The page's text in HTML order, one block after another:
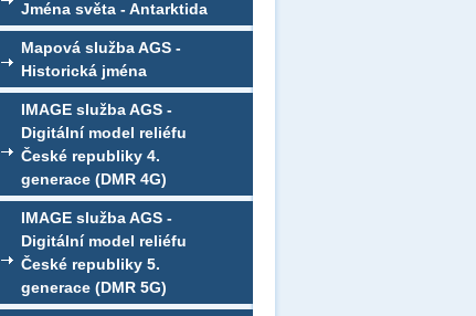
Jména světa - Antarktida
Mapová služba AGS -
Historická jména
IMAGE služba AGS -
Digitální model reliéfu
České republiky 4.
generace (DMR 4G)
IMAGE služba AGS -
Digitální model reliéfu
České republiky 5.
generace (DMR 5G)